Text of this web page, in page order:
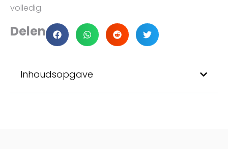
volledig.
Delen
Inhoudsopgave